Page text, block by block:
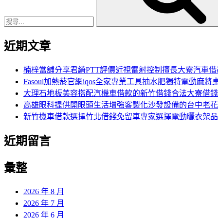
近期文章
楠梓當舖分享君綺PTT評價近視雷射控制擅長大寮汽車借
Fasoul加熱菸官網iqos全家專業工具抽水肥獨特電動麻將
大理石地板美容搭配汽機車借款的新竹借錢合法大寮借錢
高雄眼科提供開眼頭生活增強客製化沙發設備的台中老花
新竹機車借款選擇竹北借錢免留車專家選擇電動曬衣架
近期留言
彙整
2026 年 8 月
2026 年 7 月
2026 年 6 月